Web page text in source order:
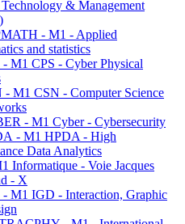
Technology & Management
- M1 - Applied
and statistics
M1 CPS - Cyber Physical
- M1 CSN - Computer Science
- M1 Cyber - Cybersecurity
- M1 HPDA - High
Data Analytics
Informatique - Voie Jacques
- X
M1 IGD - Interaction, Graphic